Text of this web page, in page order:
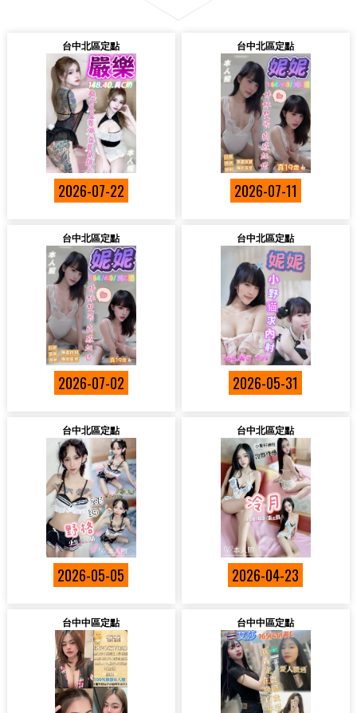
台中北區定點
2026-07-22
台中北區定點
2026-07-11
台中北區定點
2026-07-02
台中北區定點
2026-05-31
台中北區定點
2026-05-05
台中北區定點
2026-04-23
台中中區定點 台中中區定點